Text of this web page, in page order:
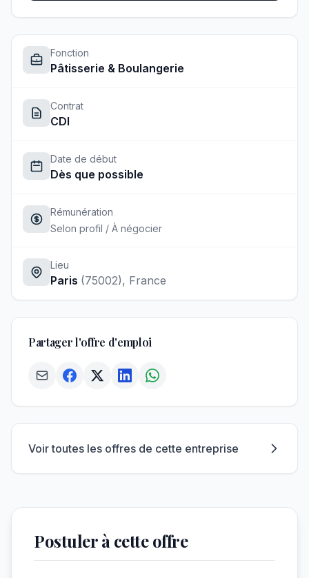
Fonction
Pâtisserie & Boulangerie
Contrat
CDI
Date de début
Dès que possible
Rémunération
Selon profil / À négocier
Lieu
Paris (75002), France
Partager l'offre d'emploi
Voir toutes les offres de cette entreprise
Postuler à cette offre